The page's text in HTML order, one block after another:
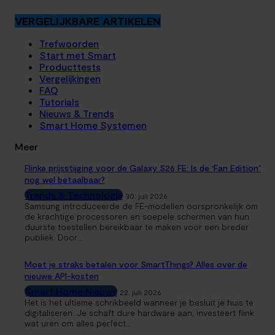
VERGELIJKBARE ARTIKELEN
Trefwoorden
Start met Smart
Producttests
Vergelijkingen
FAQ
Tutorials
Nieuws & Trends
Smart Home Systemen
Meer
Flinke prijsstijging voor de Galaxy S26 FE: Is de ‘Fan Edition’
nog wel betaalbaar?
Trends & Technologie 30. juli 2026
Samsung introduceerde de FE-modellen oorspronkelijk om
de krachtige processoren en soepele schermen van hun
duurste toestellen bereikbaar te maken voor een breder
publiek. Door...
Moet je straks betalen voor SmartThings? Alles over de
nieuwe API-kosten
Smart Home Nieuws 22. juli 2026
Het is het ultieme schrikbeeld wanneer je besluit je huis te
digitaliseren. Je schaft dure hardware aan, investeert flink
wat uren om alles perfect...